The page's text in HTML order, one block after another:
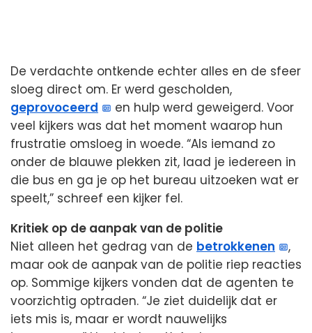
De verdachte ontkende echter alles en de sfeer
sloeg direct om. Er werd gescholden,
geprovoceerd
en hulp werd geweigerd. Voor
veel kijkers was dat het moment waarop hun
frustratie omsloeg in woede. “Als iemand zo
onder de blauwe plekken zit, laad je iedereen in
die bus en ga je op het bureau uitzoeken wat er
speelt,” schreef een kijker fel.
Kritiek op de aanpak van de politie
Niet alleen het gedrag van de betrokkenen
,
maar ook de aanpak van de politie riep reacties
op. Sommige kijkers vonden dat de agenten te
voorzichtig optraden. “Je ziet duidelijk dat er
iets mis is, maar er wordt nauwelijks